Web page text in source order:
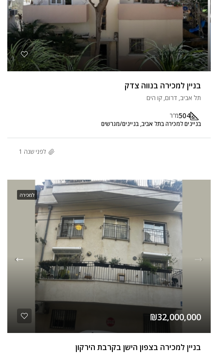
בניין למכירה בנווה צדק
תל אביב, דרום, קו הים
504מ"ר
בניינים למכירה בתל אביב, בניינים/מגרשים
לפני שנה 1
למכירה
₪32,000,000
בניין למכירה בצפון הישן בקרבת הירקון